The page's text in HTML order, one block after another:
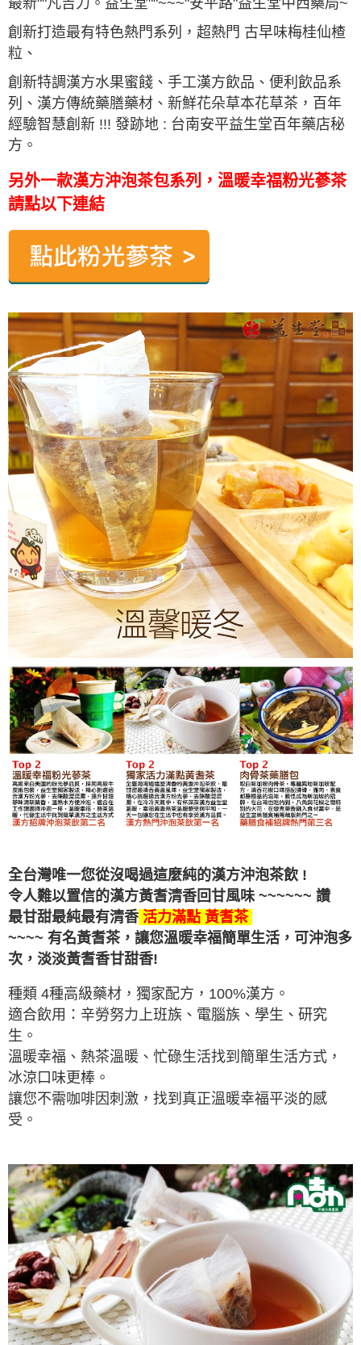
最新""凡吉力。益生堂""~~~"安平路"益生堂中西藥局~
創新打造最有特色熱門系列，超熱門 古早味梅桂仙楂
粒、
創新特調漢方水果蜜餞、手工漢方飲品、便利飲品系
列、漢方傳統藥膳藥材、新鮮花朵草本花草茶，百年
經驗智慧創新 !!! 發跡地 : 台南安平益生堂百年藥店秘
方。
另外一款漢方沖泡茶包系列，溫暖幸福粉光蔘茶
請點以下連結
全台灣唯一您從沒喝過這麼純的漢方沖泡茶飲 !
令人難以置信的漢方黃耆清香回甘風味 ~~~~~~ 讚
最甘甜最純最有清香 活力滿點 黃耆茶
~~~~ 有名黃耆茶，讓您溫暖幸福簡單生活，可沖泡多
次， 淡淡黃耆香甘甜香!
種類 4種高級藥材，獨家配方，100%漢方。
適合飲用：辛勞努力上班族、電腦族、學生、研究
生。
溫暖幸福、熱茶溫暖、忙碌生活找到簡單生活方式，
冰涼口味更棒。
讓您不需咖啡因刺激，找到真正溫暖幸福平淡的感
受。